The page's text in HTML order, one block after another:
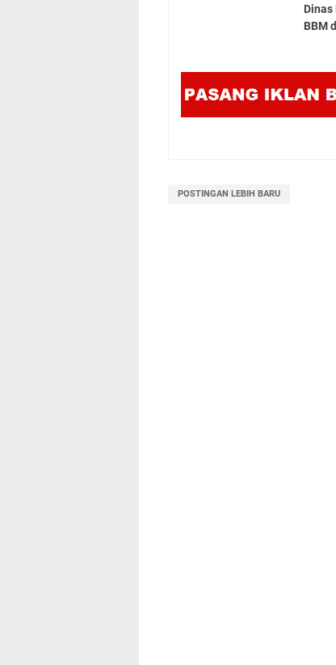
Dinas
BBM
POSTINGAN LEBIH BARU